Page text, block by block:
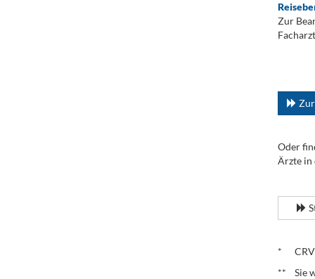
Zur
Oder
Ärzte in
* CRV
** Sie